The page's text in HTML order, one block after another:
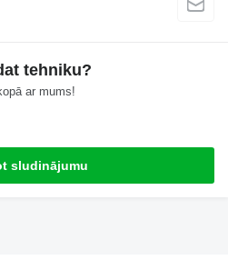
tehniku?
ar mums!
sludinājumu